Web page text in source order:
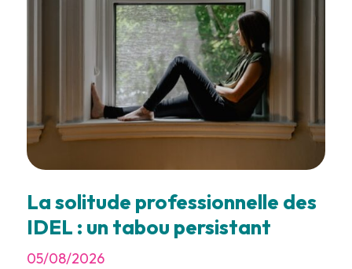
La solitude professionnelle des
IDEL : un tabou persistant
05/08/2026